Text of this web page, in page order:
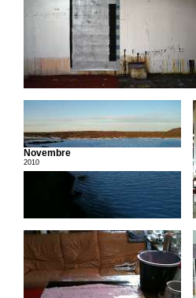
Novembre
2010